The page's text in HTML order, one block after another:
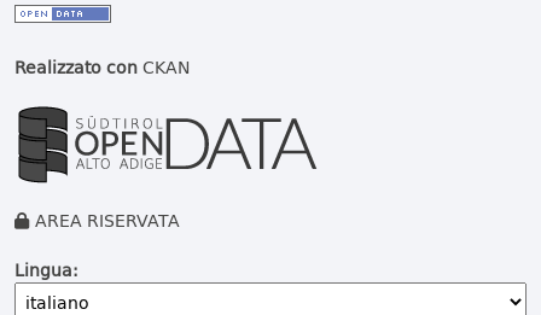
Realizzato conCKAN
AREA RISERVATA
Lingua